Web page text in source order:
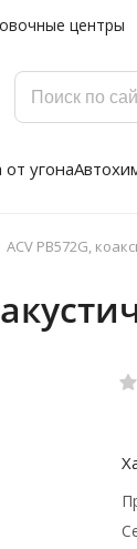
центры
угона
ACV PB572G,